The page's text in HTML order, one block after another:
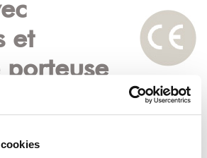
et
porteuse